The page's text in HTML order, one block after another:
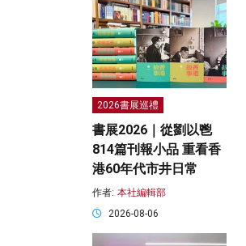
2026書展巡禮
書展2026｜從劉以鬯
814篇刊報小品 重看香
港60年代市井日常
作者: 本社編輯部
2026-08-06